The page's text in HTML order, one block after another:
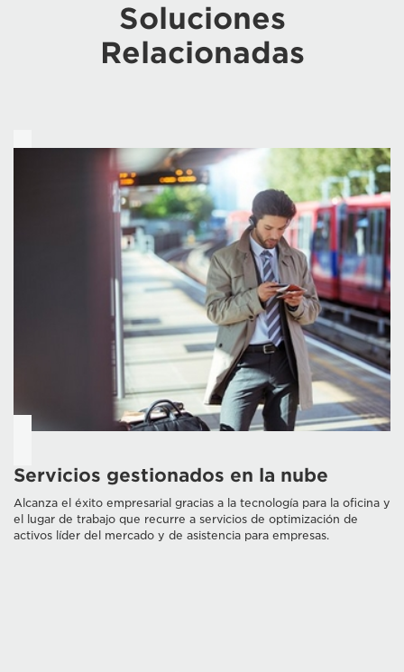
Soluciones
Relacionadas
Servicios gestionados en la nube
Alcanza el éxito empresarial gracias a la tecnología para la oficina y
el lugar de trabajo que recurre a servicios de optimización de
activos líder del mercado y de asistencia para empresas.